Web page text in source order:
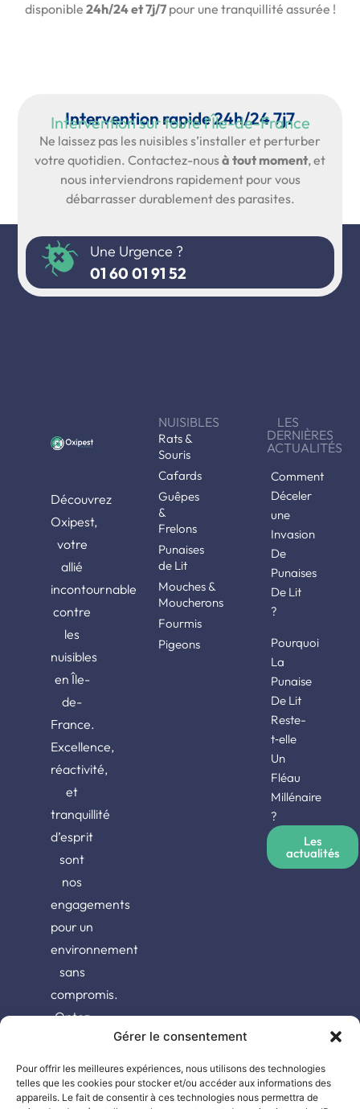
Gérer le consentement
Pour offrir les meilleures expériences, nous utilisons des technologies
telles que les cookies pour stocker et/ou accéder aux informations des
appareils. Le fait de consentir à ces technologies nous permettra de
disponible 24h/24 et 7j/7pour une tranquillité assurée !
Intervention rapide 24h/24 7j7
Intervention sur toute l'Île-de-France
Ne laissez pas les nuisibles s’installer et perturber
votre quotidien. Contactez-nousà tout moment, et
nous interviendrons rapidement pour vous
débarrasser durablement des parasites.
Une Urgence ?
01 60 01 91 52
Découvrez
Oxipest,
votre
allié
incontournable
contre
les
nuisibles
en Île-
de-
France.
Excellence,
réactivité,
et
tranquillité
d’esprit
sont
nos
engagements
pour un
environnement
sans
compromis.
Optez
qualité,
choisissez
NUISIBLES
Rats &
Souris
Cafards
Guêpes
&
Frelons
Punaises
de Lit
Mouches &
Moucherons
Fourmis
Pigeons
LES
DERNIÈRES
ACTUALITÉS
Comment
Déceler
une
Invasion
De
Punaises
De Lit
?
Pourquoi
La
Punaise
De Lit
Reste-
t‑elle
Un
Fléau
Millénaire
?
Les
actualités